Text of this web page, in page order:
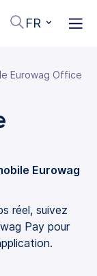
FR
Eurowag Office
Eurowag
réel, suivez
Pay pour